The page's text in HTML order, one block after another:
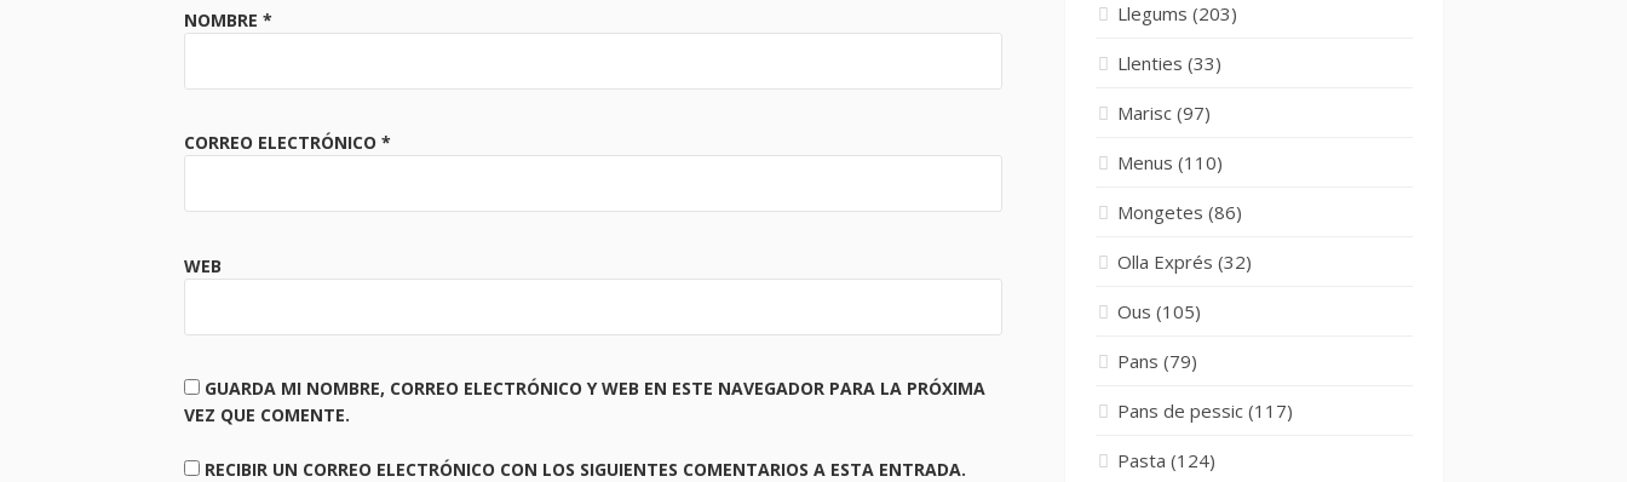
NOMBRE *
CORREO ELECTRÓNICO *
WEB
GUARDA MI NOMBRE, CORREO ELECTRÓNICO Y WEB EN ESTE NAVEGADOR PARA LA PRÓXIMA
VEZ QUE COMENTE.
RECIBIR UN CORREO ELECTRÓNICO CON LOS SIGUIENTES COMENTARIOS A ESTA ENTRADA.
Llegums (203)
Llenties (33)
Marisc (97)
Menus (110)
Mongetes (86)
Olla Exprés (32)
Ous (105)
Pans (79)
Pans de pessic (117)
Pasta (124)